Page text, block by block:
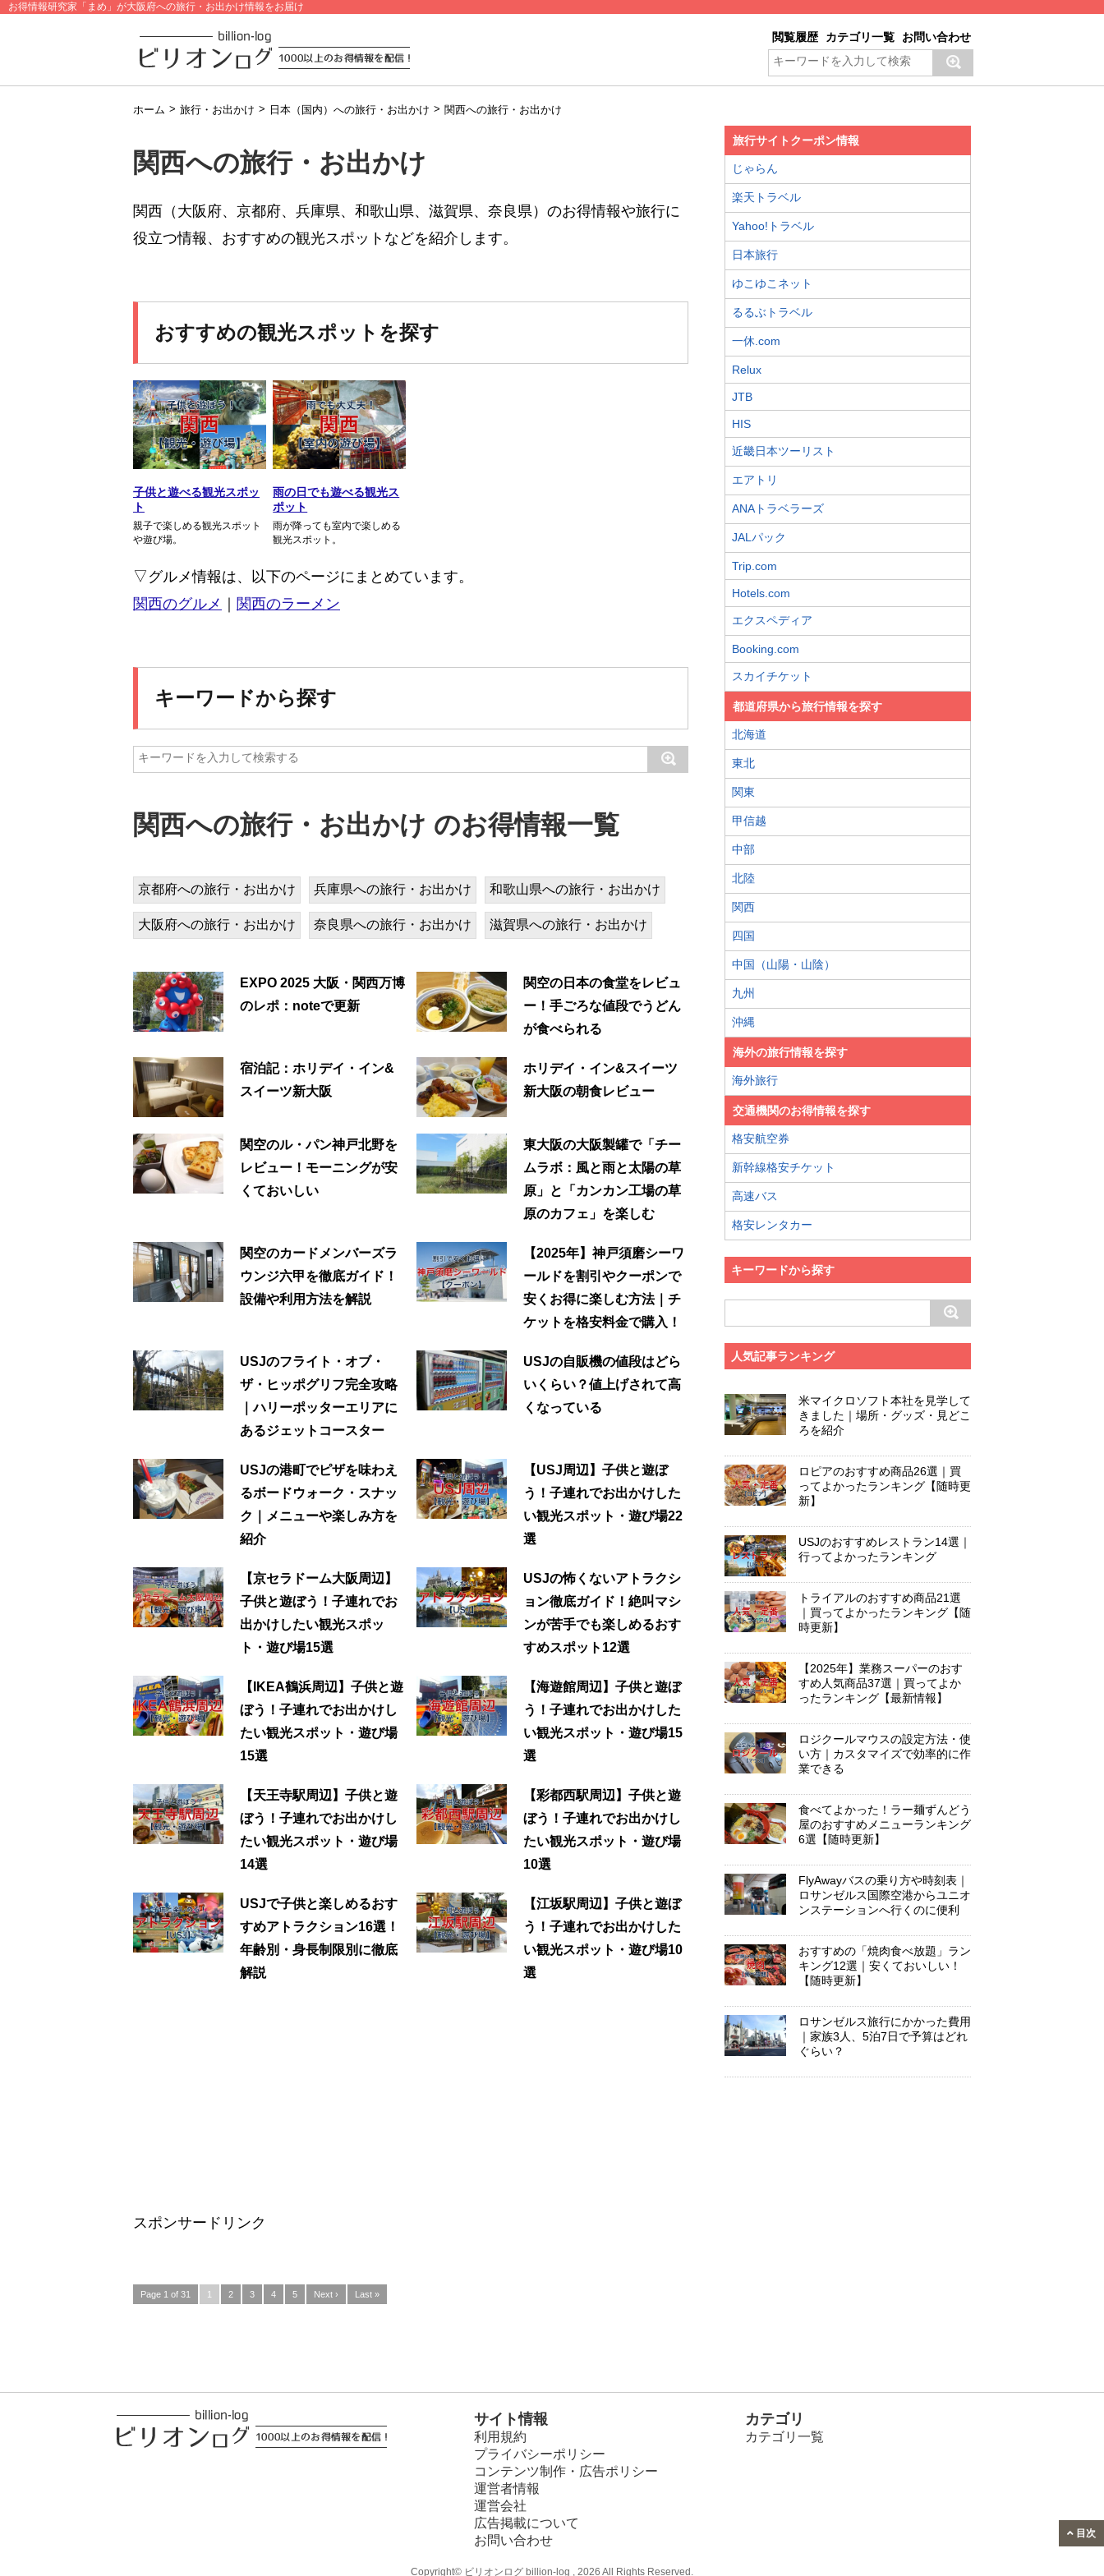
お得情報研究家「まめ」が大阪府への旅行・お出かけ情報をお届け
閲覧履歴 カテゴリ一覧 お問い合わせ
ホーム > 旅行・お出かけ > 日本（国内）への旅行・お出かけ > 関西への旅行・お出かけ
関西への旅行・お出かけ
関西（大阪府、京都府、兵庫県、和歌山県、滋賀県、奈良県）のお得情報や旅行に
役立つ情報、おすすめの観光スポットなどを紹介します。
おすすめの観光スポットを探す
子供と遊べる観光スポッ
ト
親子で楽しめる観光スポット
や遊び場。
雨の日でも遊べる観光ス
ポット
雨が降っても室内で楽しめる
観光スポット。
▽グルメ情報は、以下のページにまとめています。
関西のグルメ ｜ 関西のラーメン
キーワードから探す
関西への旅行・お出かけ のお得情報一覧
京都府への旅行・お出かけ 兵庫県への旅行・お出かけ 和歌山県への旅行・お出かけ
大阪府への旅行・お出かけ 奈良県への旅行・お出かけ 滋賀県への旅行・お出かけ
EXPO 2025 大阪・関西万博
のレポ：noteで更新
関空の日本の食堂をレビュ
ー！手ごろな値段でうどん
が食べられる
宿泊記：ホリデイ・イン&
スイーツ新大阪
ホリデイ・イン&スイーツ
新大阪の朝食レビュー
関空のル・パン神戸北野を
レビュー！モーニングが安
くておいしい
東大阪の大阪製罐で「チー
ムラボ：風と雨と太陽の草
原」と「カンカン工場の草
原のカフェ」を楽しむ
関空のカードメンバーズラ
ウンジ六甲を徹底ガイド！
設備や利用方法を解説
【2025年】神戸須磨シーワ
ールドを割引やクーポンで
安くお得に楽しむ方法｜チ
ケットを格安料金で購入！
USJのフライト・オブ・
ザ・ヒッポグリフ完全攻略
｜ハリーポッターエリアに
あるジェットコースター
USJの自販機の値段はどら
いくらい？値上げされて高
くなっている
USJの港町でピザを味わえ
るボードウォーク・スナッ
ク｜メニューや楽しみ方を
紹介
【USJ周辺】子供と遊ぼ
う！子連れでお出かけした
い観光スポット・遊び場22
選
【京セラドーム大阪周辺】
子供と遊ぼう！子連れでお
出かけしたい観光スポッ
ト・遊び場15選
USJの怖くないアトラクシ
ョン徹底ガイド！絶叫マシ
ンが苦手でも楽しめるおす
すめスポット12選
【IKEA鶴浜周辺】子供と遊
ぼう！子連れでお出かけし
たい観光スポット・遊び場
15選
【海遊館周辺】子供と遊ぼ
う！子連れでお出かけした
い観光スポット・遊び場15
選
【天王寺駅周辺】子供と遊
ぼう！子連れでお出かけし
たい観光スポット・遊び場
14選
【彩都西駅周辺】子供と遊
ぼう！子連れでお出かけし
たい観光スポット・遊び場
10選
USJで子供と楽しめるおす
すめアトラクション16選！
年齢別・身長制限別に徹底
解説
【江坂駅周辺】子供と遊ぼ
う！子連れでお出かけした
い観光スポット・遊び場10
選
スポンサードリンク
Page 1 of 31 1 2 3 4 5 Next › Last »
旅行サイトクーポン情報
じゃらん
楽天トラベル
Yahoo!トラベル
日本旅行
ゆこゆこネット
るるぶトラベル
一休.com
Relux
JTB
HIS
近畿日本ツーリスト
エアトリ
ANAトラベラーズ
JALパック
Trip.com
Hotels.com
エクスペディア
Booking.com
スカイチケット
都道府県から旅行情報を探す
北海道
東北
関東
甲信越
中部
北陸
関西
四国
中国（山陽・山陰）
九州
沖縄
海外の旅行情報を探す
海外旅行
交通機関のお得情報を探す
格安航空券
新幹線格安チケット
高速バス
格安レンタカー
キーワードから探す
人気記事ランキング
米マイクロソフト本社を見学して
きました｜場所・グッズ・見どこ
ろを紹介
ロピアのおすすめ商品26選｜買
ってよかったランキング【随時更
新】
USJのおすすめレストラン14選｜
行ってよかったランキング
トライアルのおすすめ商品21選
｜買ってよかったランキング【随
時更新】
【2025年】業務スーパーのおす
すめ人気商品37選｜買ってよか
ったランキング【最新情報】
ロジクールマウスの設定方法・使
い方｜カスタマイズで効率的に作
業できる
食べてよかった！ラー麺ずんどう
屋のおすすめメニューランキング
6選【随時更新】
FlyAwayバスの乗り方や時刻表｜
ロサンゼルス国際空港からユニオ
ンステーションへ行くのに便利
おすすめの「焼肉食べ放題」ラン
キング12選｜安くておいしい！
【随時更新】
ロサンゼルス旅行にかかった費用
｜家族3人、5泊7日で予算はどれ
ぐらい？
サイト情報
利用規約
プライバシーポリシー
コンテンツ制作・広告ポリシー
運営者情報
運営会社
広告掲載について
お問い合わせ
カテゴリ
カテゴリ一覧
Copyright© ビリオンログ billion-log , 2026 All Rights Reserved.
目次